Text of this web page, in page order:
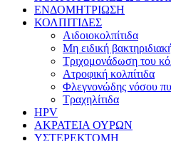
ΕΝΔΟΜΗΤΡΙΩΣΗ
ΚΟΛΠΙΤΙΔΕΣ
Αιδοιοκολπίτιδα
Μη ειδική
Τριχομονάδωση του
Ατροφική κολπίτιδα
Φλεγνονώδης νόσου
Τραχηλίτιδα
HPV
ΑΚΡΑΤΕΙΑ ΟΥΡΩΝ
ΥΣΤΕΡΕΚΤΟΜΗ